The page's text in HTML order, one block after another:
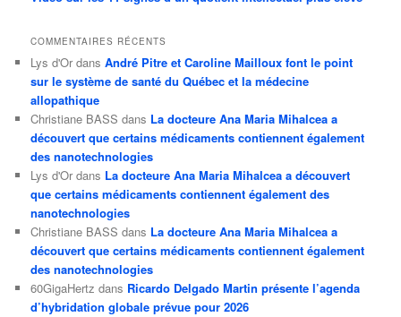
COMMENTAIRES RÉCENTS
Lys d'Or dansAndré Pitre et Caroline Mailloux font le point
sur le système de santé du Québec et la médecine
allopathique
Christiane BASS dans La docteure Ana Maria Mihalcea a
découvert que certains médicaments contiennent également
des nanotechnologies
Lys d'Or dans La docteure Ana Maria Mihalcea a découvert
que certains médicaments contiennent également des
nanotechnologies
Christiane BASS dans La docteure Ana Maria Mihalcea a
découvert que certains médicaments contiennent également
des nanotechnologies
60GigaHertz dans Ricardo Delgado Martin présente l’agenda
d’hybridation globale prévue pour 2026